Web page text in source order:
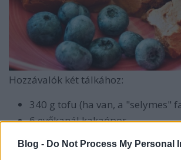
Blog - Do Not Process My Personal
Hozzávalók két tálkához:
340 g tofu (ha van, a "selymes"
6 evőkanál kakaópor
1 mokkáskanál sütőrum